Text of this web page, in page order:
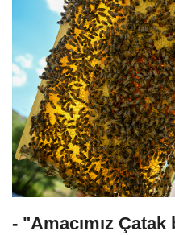
- "Amacımız Çatak